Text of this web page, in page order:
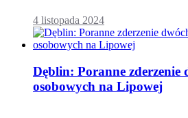
4 listopada 2024
Dęblin: Poranne zderzenie
osobowych na Lipowej